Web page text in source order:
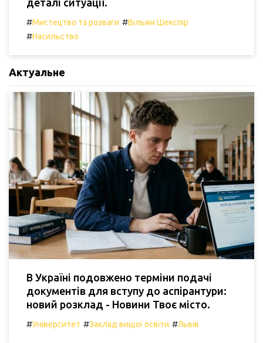
деталі ситуації.
#Мистецтво та розваги #Вільям Шекспір
#Насильство
Актуальне
В Україні подовжено терміни подачі
документів для вступу до аспірантури:
новий розклад - Новини Твоє місто.
#Університет #Заклад вищої освіти #Львів